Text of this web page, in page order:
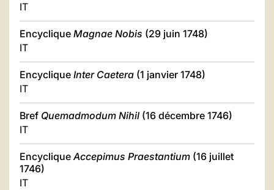
IT
Encyclique Magnae Nobis (29 juin 1748)
IT
Encyclique Inter Caetera (1 janvier 1748)
IT
Bref Quemadmodum Nihil (16 décembre 1746)
IT
EncycliqueAccepimus Praestantium (16 juillet
1746)
IT